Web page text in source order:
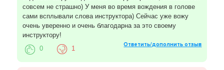
совсем не страшно) У меня во время вождения в голове
сами всплывали слова инструктора) Сейчас уже вожу
очень уверенно и очень благодарна за это своему
инструктору!
Ответить/дополнить отзыв
0 1